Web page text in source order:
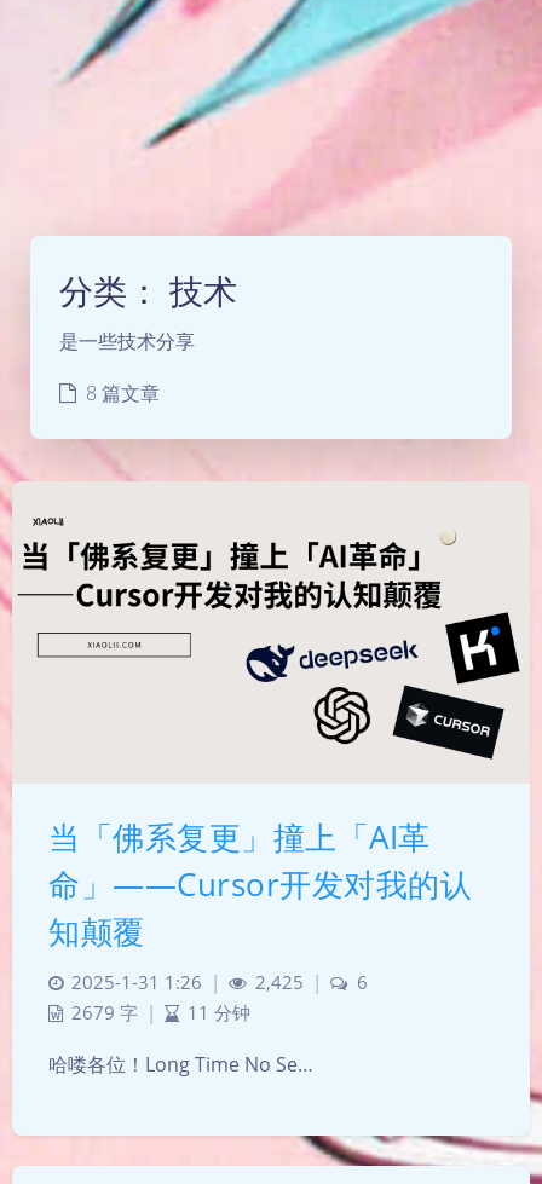
分类： 技术
是一些技术分享
8 篇文章
当「佛系复更」撞上「AI革
命」——Cursor开发对我的认
知颠覆
2025-1-31 1:26 | 2,425 |
6
2679 字 | 11 分钟
哈喽各位！Long Time No Se…